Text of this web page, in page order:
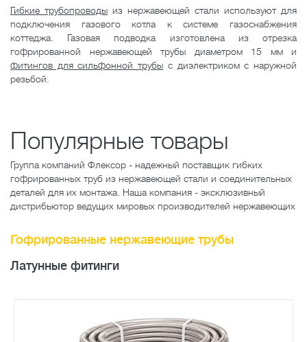
Гибкие трубопроводы из нержавеющей стали используют для
подключения газового котла к системе газоснабжения
коттеджа. Газовая подводка изготовлена из отрезка
гофрированной нержавеющей трубы диаметром 15 мм и
фитингов для сильфонной трубы с диэлектриком с наружной
резьбой.
Популярные товары
Группа компаний Флексор - надежный поставщик гибких
гофрированных труб из нержавеющей стали и соединительных
деталей для их монтажа. Наша компания - эксклюзивный
дистрибьютор ведущих мировых производителей нержавеющих
Гофрированные нержавеющие трубы
Латунные фитинги